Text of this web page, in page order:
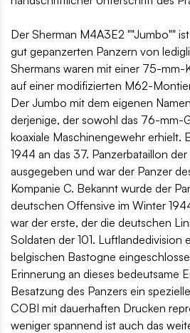
Der Sherman M4A3E2 ""Jumbo""
gut gepanzerten Panzern von
Shermans waren mit einer 75-mm-
auf einer modifizierten M62-
Der Jumbo mit dem eigenen
derjenige, der sowohl das 76-mm-
koaxiale Maschinengewehr erhielt.
1944 an das 37. Panzerbataillon
ausgegeben und war der Panzer
Kompanie C. Bekannt wurde der
deutschen Offensive im Winter
war der erste, der die deutschen
Soldaten der 101. Luftlandedivision
belgischen Bastogne
Erinnerung an dieses bedeutsame
Besatzung des Panzers ein
COBI mit dauerhaften Drucken
weniger spannend ist auch das